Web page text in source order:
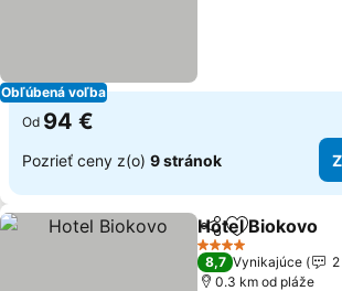
Obľúbená voľba
Od 94 €
Pozrieť ceny z(o) 9 stránok
ZdieľaťPridať do
Hotel Biokovo
4 Počet hviezdičiek
8,7 Vynikajúce
0.3 km od pláže